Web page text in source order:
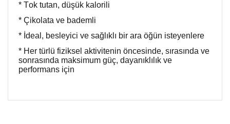
* Tok tutan, düşük kalorili
* Çikolata ve bademli
* İdeal, besleyici ve sağlıklı bir ara öğün isteyenlere
* Her türlü fiziksel aktivitenin öncesinde, sırasında ve
sonrasında maksimum güç, dayanıklılık ve
performans için
Bu ürünün fiyat bilgisi, resim, ürün açıklamalarında ve diğer